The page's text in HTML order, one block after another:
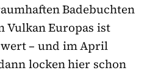
Badebuchten
Vulkan Europas ist
– und im April
locken hier schon